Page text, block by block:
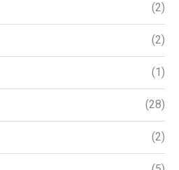
(2)
(2)
(1)
(28)
(2)